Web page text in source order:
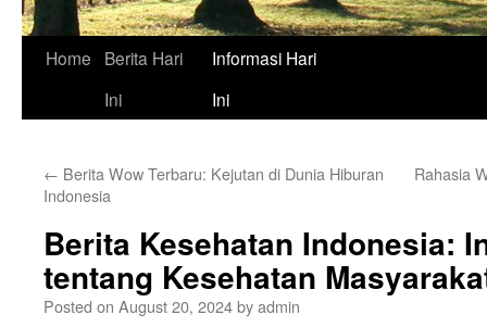
Home
Berita Hari
Ini
Informasi Hari
Ini
← Berita Wow Terbaru: Kejutan di Dunia Hiburan
Indonesia
Rahasia
Berita Kesehatan Indonesia:
tentang Kesehatan
Posted on August 20, 2024byadmin